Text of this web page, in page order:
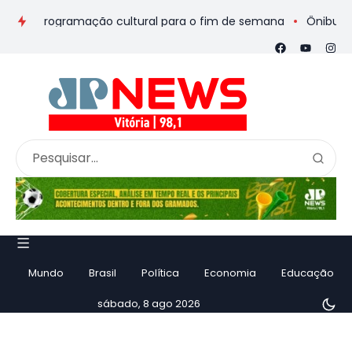
e programação cultural para o fim de semana Ônibus de
Mundo Brasil Política Economia Educação
sábado, 8 ago 2026